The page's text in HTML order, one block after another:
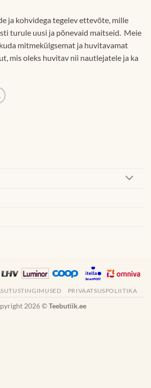
ja kohvidega tegelev ettevõte, mille
turule uusi ja põnevaid maitseid. Meie
mitmekülgsemat ja huvitavamat
mis oleks huvitav nii nautlejatele ja ka
PRIVAATSUSPOLIITIKA
2026 ©Teebutiik.ee